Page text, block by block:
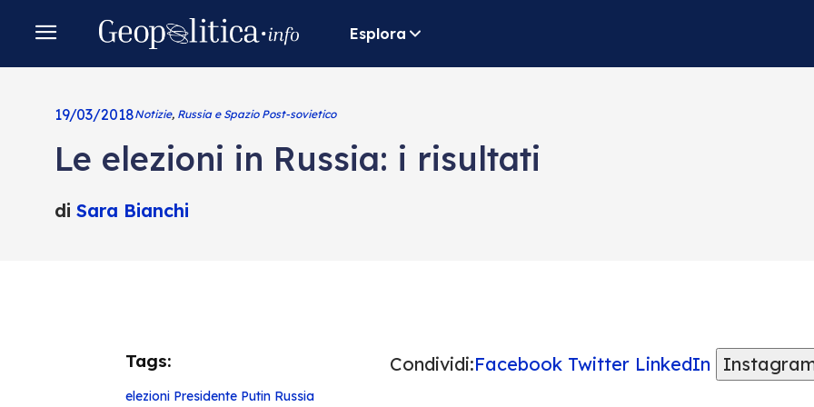
Esplora
19/03/2018Notizie, Russia e Spazio Post-sovietico
Le elezioni in Russia: i risultati
di Sara Bianchi
Tags:
elezioni Presidente Putin Russia
Condividi:Facebook Twitter LinkedIn